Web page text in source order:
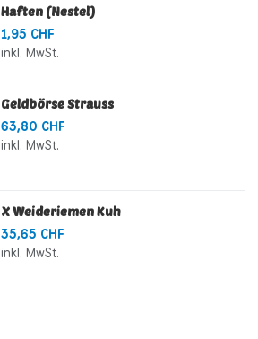
Haften (Nestel)
1,95 CHF
inkl. MwSt.
Geldbörse Strauss
63,80 CHF
inkl. MwSt.
X Weideriemen Kuh
35,65 CHF
inkl. MwSt.